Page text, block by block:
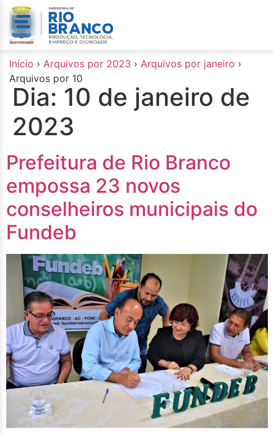
conteúdo
Início › Arquivos por 2023 › Arquivos por janeiro ›
Arquivos por 10
Dia: 10 de janeiro de
2023
Prefeitura de Rio Branco
empossa 23 novos
conselheiros municipais do
Fundeb